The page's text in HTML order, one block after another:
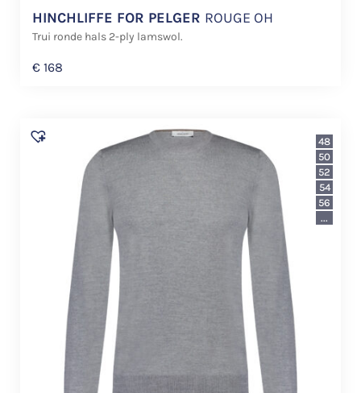
HINCHLIFFE FOR PELGER ROUGE OH
Trui ronde hals 2-ply lamswol.
€ 168
48
50
52
54
56
...